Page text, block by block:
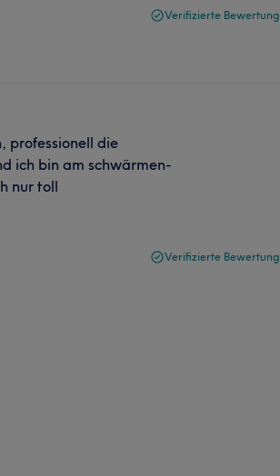
Verifizierte Bewertung
professionell die
ich bin am schwärmen-
nur toll
Verifizierte Bewertung